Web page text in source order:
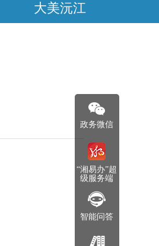
大美沅江
政务微信
“湘易办”超
级服务端
智能问答